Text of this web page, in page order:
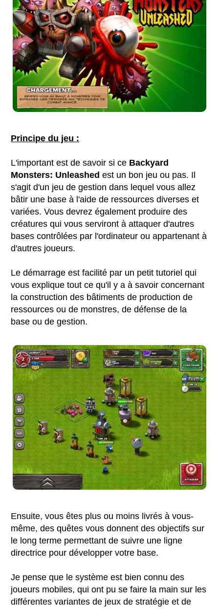
Principe du jeu :
L'important est de savoir si ce Backyard
Monsters: Unleashed est un bon jeu ou pas. Il
s'agit d'un jeu de gestion dans lequel vous allez
bâtir une base à l'aide de ressources diverses et
variées. Vous devrez également produire des
créatures qui vous serviront à attaquer d'autres
bases contrôlées par l'ordinateur ou appartenant à
d'autres joueurs.
Le démarrage est facilité par un petit tutoriel qui
vous explique tout ce qu'il y a à savoir concernant
la construction des bâtiments de production de
ressources ou de monstres, de défense de la
base ou de gestion.
Ensuite, vous êtes plus ou moins livrés à vous-
même, des quêtes vous donnent des objectifs sur
le long terme permettant de suivre une ligne
directrice pour développer votre base.
Je pense que le système est bien connu des
joueurs mobiles, qui ont pu se faire la main sur les
différentes variantes de jeux de stratégie et de